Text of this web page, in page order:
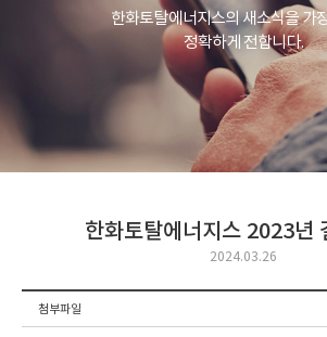
한화토탈에너지스의 새소식을 가
정확하게 전합니다.
한화토탈에너지스 2023년
2024.03.26
첨부파일